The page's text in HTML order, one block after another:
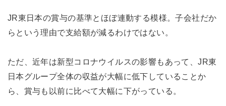
JR東日本の賞与の基準とほぼ連動する模様。子会社だか
らという理由で支給額が減るわけではない。
ただ、近年は新型コロナウイルスの影響もあって、JR東
日本グループ全体の収益が大幅に低下していることか
ら、賞与も以前に比べて大幅に下がっている。